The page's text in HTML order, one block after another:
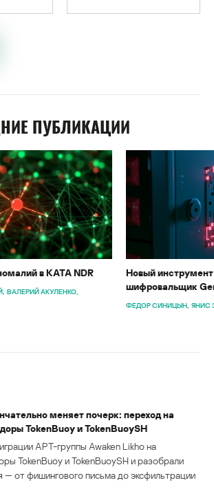
ПУБЛИКАЦИИ
в KATA NDR
ВАЛЕРИЙ АКУЛЕНКО
Новый
шифровальщик
ФЕДОР СИНИЦЫН ЯНИС
меняет почерк: переход на
TokenBuoy и TokenBuoySH
APT-группы Awaken Likho на
TokenBuoy и TokenBuoySH и разобрали
— от фишингового письма до эксфильтрации